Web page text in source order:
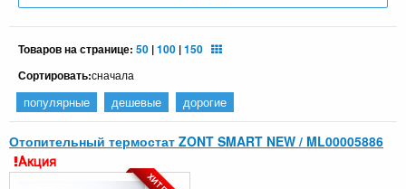
Товаров на странице: 50 |100 |150
Сортировать:сначала
популярные дешевые дорогие
Отопительный термостат ZONT SMART NEW / ML00005886
Акция